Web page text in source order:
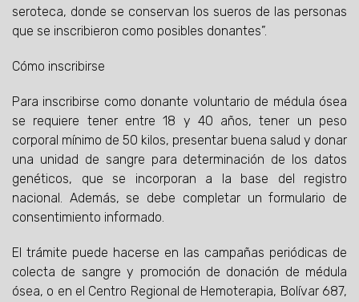
seroteca, donde se conservan los sueros de las personas
que se inscribieron como posibles donantes”.
Cómo inscribirse
Para inscribirse como donante voluntario de médula ósea
se requiere tener entre 18 y 40 años, tener un peso
corporal mínimo de 50 kilos, presentar buena salud y donar
una unidad de sangre para determinación de los datos
genéticos, que se incorporan a la base del registro
nacional. Además, se debe completar un formulario de
consentimiento informado.
El trámite puede hacerse en las campañas periódicas de
colecta de sangre y promoción de donación de médula
ósea, o en el Centro Regional de Hemoterapia, Bolívar 687,